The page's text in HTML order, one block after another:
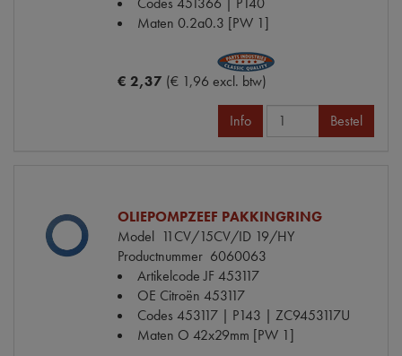
Maten 0.2a0.3 [PW 1]
€ 2,37 (€ 1,96 excl. btw)
Info Bestel
OLIEPOMPZEEF PAKKINGRING
Model 11CV/15CV/ID 19/HY
Productnummer 6060063
Artikelcode JF453117
OE Citroën 453117
Codes 453117 | P143 | ZC9453117U
Maten O 42x29mm [PW 1]